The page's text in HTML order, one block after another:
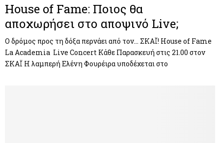
House of Fame: Ποιος θα
αποχωρήσει στο αποψινό Live;
Ο δρόμος προς τη δόξα περνάει από τον… ΣΚΑΪ! House of Fame
La Academia Live Concert Κάθε Παρασκευή στις 21.00 στον
ΣΚΑΪ Η λαμπερή Ελένη Φουρέιρα υποδέχεται στο